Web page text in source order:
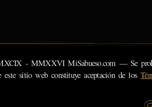
- MMXXVI MiSabueso.com — Se
este sitio web constituye aceptación de los